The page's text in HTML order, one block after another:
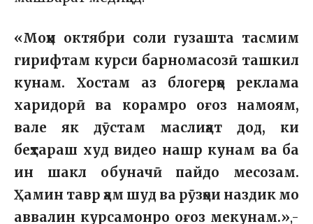
«Моҳи октябри соли гузашта тасмим
гирифтам курси барномасозӣ ташкил
кунам. Хостам аз блогерҳо реклама
харидорӣ ва корамро оғоз намоям,
вале як дӯстам маслиҳат дод, ки
беҳтараш худ видео нашр кунам ва ба
ин шакл обуначӣ пайдо месозам.
Ҳамин тавр ҳам шуд ва рӯзҳои наздик мо
аввалин курсамонро оғоз мекунам.»,-